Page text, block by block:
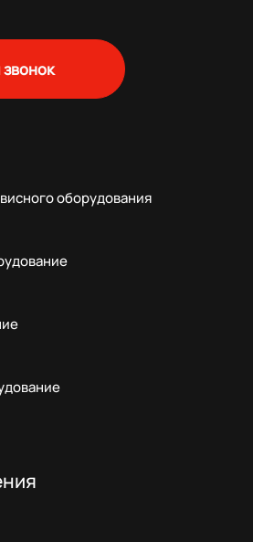
оборудования